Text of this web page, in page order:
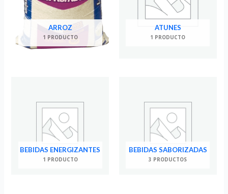
ARROZ
1 PRODUCTO
ATUNES
1 PRODUCTO
BEBIDAS ENERGIZANTES
1 PRODUCTO
BEBIDAS SABORIZADAS
3 PRODUCTOS